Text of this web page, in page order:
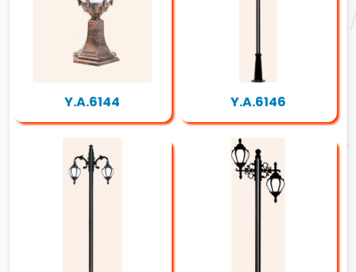
Y.A.6144 Y.A.6146